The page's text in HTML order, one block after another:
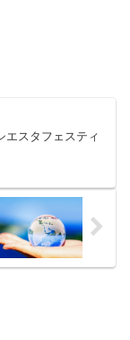
エスタフェスティ